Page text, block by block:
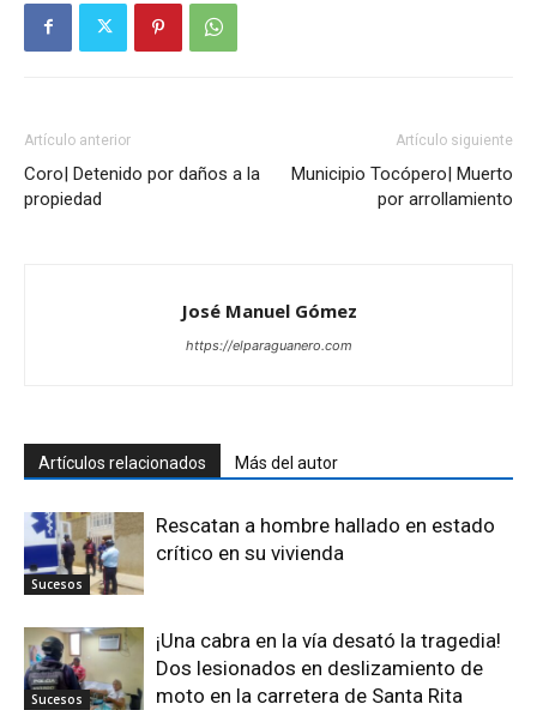
Artículo anterior
Coro| Detenido por daños a la
propiedad
Artículo siguiente
Municipio Tocópero| Muerto
por arrollamiento
José Manuel Gómez
https://elparaguanero.com
Artículos relacionados Más del autor
Sucesos
Rescatan a hombre hallado en estado
crítico en su vivienda
Sucesos
¡Una cabra en la vía desató la tragedia!
Dos lesionados en deslizamiento de
moto en la carretera de Santa Rita